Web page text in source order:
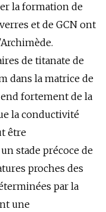
la formation de
et de GCN ont
de titanate de
dans la matrice de
fortement de la
la conductivité
être
stade précoce de
proches des
par la
une